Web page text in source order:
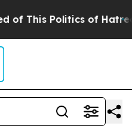
Politics of Hatred” The